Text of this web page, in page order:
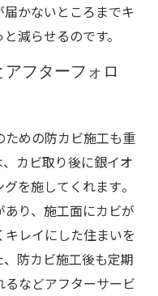
かないところまでキ
減らせるのです。
フターフォロ
ための防カビ施工も重
カビ取り後に銀イオ
を施してくれます​。
り、施工面にカビが
レイにした住まいを
防カビ施工後も定期
などアフターサービ